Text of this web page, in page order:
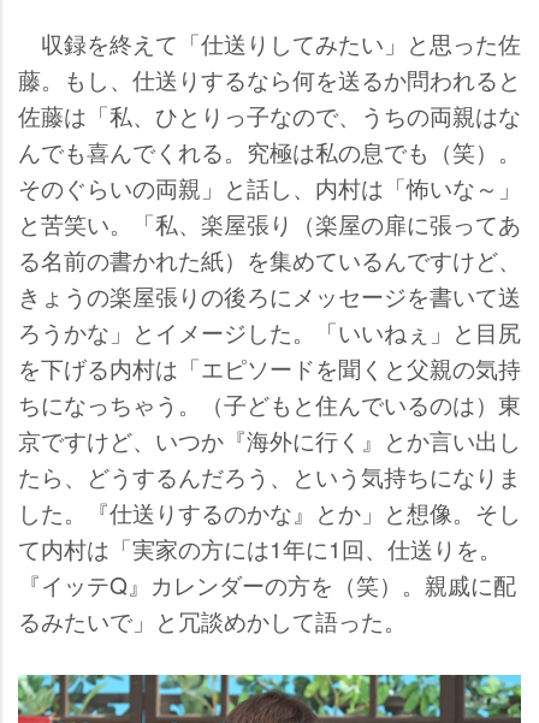
収録を終えて「仕送りしてみたい」と思った佐
藤。もし、仕送りするなら何を送るか問われると
佐藤は「私、ひとりっ子なので、うちの両親はな
んでも喜んでくれる。究極は私の息でも（笑）。
そのぐらいの両親」と話し、内村は「怖いな～」
と苦笑い。「私、楽屋張り（楽屋の扉に張ってあ
る名前の書かれた紙）を集めているんですけど、
きょうの楽屋張りの後ろにメッセージを書いて送
ろうかな」とイメージした。「いいねぇ」と目尻
を下げる内村は「エピソードを聞くと父親の気持
ちになっちゃう。（子どもと住んでいるのは）東
京ですけど、いつか『海外に行く』とか言い出し
たら、どうするんだろう、という気持ちになりま
した。『仕送りするのかな』とか」と想像。そし
て内村は「実家の方には1年に1回、仕送りを。
『イッテQ』カレンダーの方を（笑）。親戚に配
るみたいで」と冗談めかして語った。